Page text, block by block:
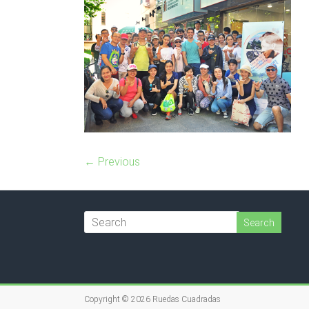
← Previous
Copyright © 2026 Ruedas Cuadradas